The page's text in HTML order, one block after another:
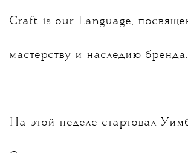
Craft is our Language,
мастерству и наследию бренда.
На этой неделе стартовал
Сегодня спортсмен вышел на